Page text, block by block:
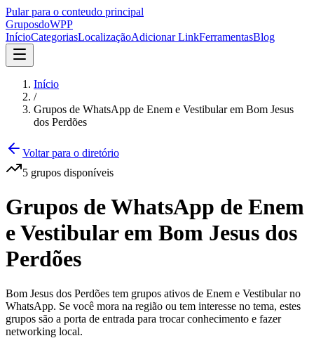
Pular para o conteudo principal
GruposdoWPP
InícioCategoriasLocalizaçãoAdicionar LinkFerramentasBlog
Início
/
Grupos de WhatsApp de Enem e Vestibular em Bom Jesus
dos Perdões
Voltar para o diretório
5 grupos disponíveis
Grupos de WhatsApp de Enem
e Vestibular em Bom Jesus dos
Perdões
Bom Jesus dos Perdões tem grupos ativos de Enem e Vestibular no
WhatsApp. Se você mora na região ou tem interesse no tema, estes
grupos são a porta de entrada para trocar conhecimento e fazer
networking local.